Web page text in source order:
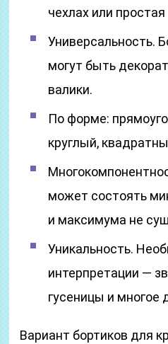
чехлах или простая
Универсальность.
могут быть
валики.
По форме:
круглый,
может состоять
и максимума не
Уникальность.
интерпретации —
гусеницы и многое
Вариант бортиков для